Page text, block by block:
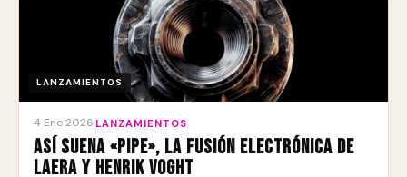
LANZAMIENTOS
4 Ene 2026 LANZAMIENTOS
Así suena «Pipe», la fusión electrónica de
Laera y Henrik Voght